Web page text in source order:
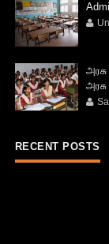
RECENT POSTS